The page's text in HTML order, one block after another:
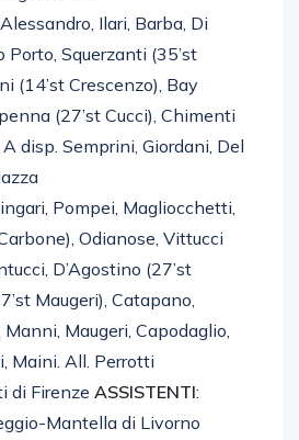
Taviani
Ilari, Barba, Di
Porto, Squerzanti (35’st
(14’st Crescenzo), Bay
(27’st Cucci), Chimenti
disp. Semprini, Giordani, Del
Pompei, Magliocchetti,
Odianose, Vittucci
D’Agostino (27’st
Maugeri), Catapano,
Maugeri, Capodaglio,
Maini. All. Perrotti
di FirenzeASSISTENTI: